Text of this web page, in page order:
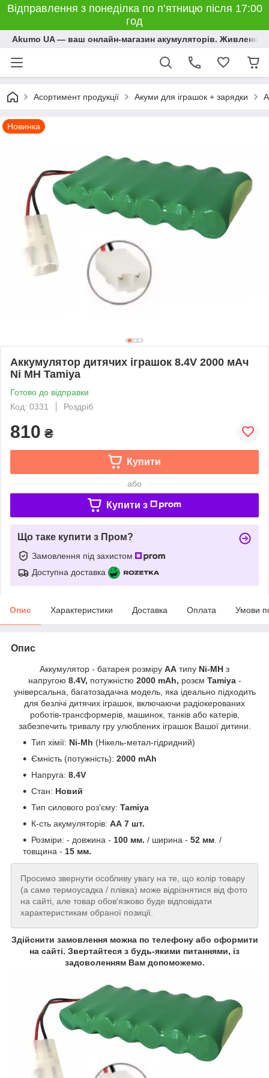
Відправлення з понеділка по п’ятницю після 17:00
год
Akumo UA — ваш онлайн-магазин акумуляторів. Живлення,
Асортимент продукції Акуми для іграшок + зарядки
Новинка
Аккумулятор дитячих іграшок 8.4V 2000 мАч
Ni MH Tamiya
Готово до відправки
Код: 0331
Роздріб
810 ₴
Купити
або
Купити з
Що таке купити з Пром?
Замовлення під захистом
Доступна доставка
Опис Характеристики Доставка Оплата Умови
Опис
Аккумулятор - батарея розміру AA типу Ni-MH з
напругою 8.4V, потужністю 2000 mAh, розєм Tamiya-
універсальна, багатозадачна модель, яка ідеально підходить
для безлічі дитячих іграшок, включаючи радіокерованих
роботів-трансформерів, машинок, танків або катерів,
забезпечить тривалу гру улюблених іграшок Вашої дитини.
Тип хімії: Ni-Mh (Нікель-метал-гідридний)
Ємність (потужність): 2000 mAh
Напруга: 8.4V
Стан: Новий
Тип силового роз'єму: Tamiya
К-сть акумуляторів: АА 7 шт.
Розміри: - довжина - 100 мм. / ширина - 52 мм . /
товщина - 15 мм.
Просимо звернути особливу увагу на те, що колір товару
(а саме термоусадка / плівка) може відрізнятися від фото
на сайті, але товар обов'язково буде відповідати
характеристикам обраної позиції.
Здійснити замовлення можна по телефону або оформити
на сайті. Звертайтеся з будь-якими питаннями, із
задоволенням Вам допоможемо.